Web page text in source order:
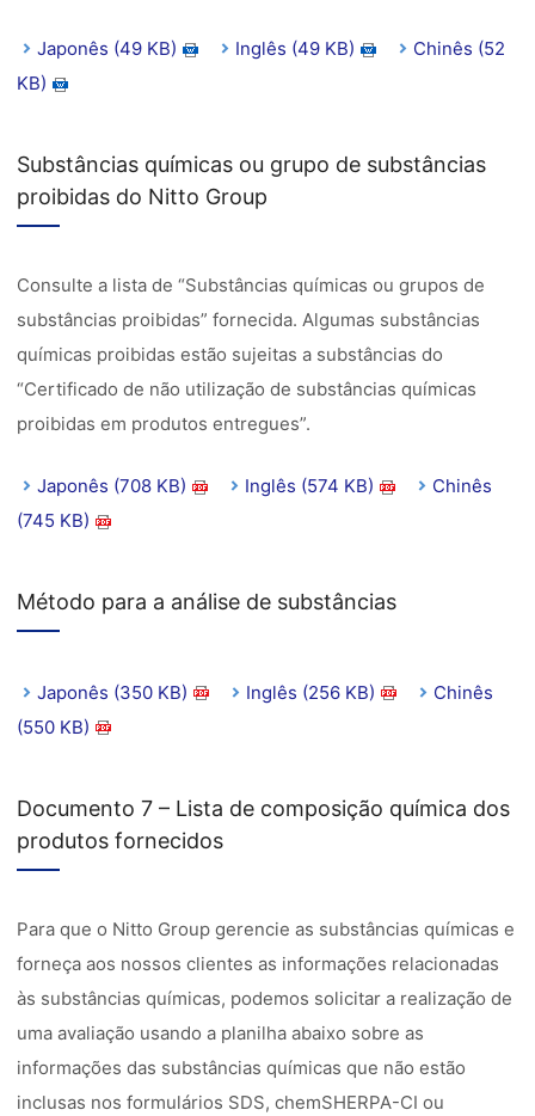
Japonês (49 KB) Inglês (49 KB)
Chinês (52
KB)
Substâncias químicas ou grupo de substâncias
proibidas do Nitto Group
Consulte a lista de “Substâncias químicas ou grupos de
substâncias proibidas” fornecida. Algumas substâncias
químicas proibidas estão sujeitas a substâncias do
“Certificado de não utilização de substâncias químicas
proibidas em produtos entregues”.
Japonês (708 KB) Inglês (574 KB)
Chinês
(745 KB)
Método para a análise de substâncias
Japonês (350 KB) Inglês (256 KB)
Chinês
(550 KB)
Documento 7 – Lista de composição química dos
produtos fornecidos
Para que o Nitto Group gerencie as substâncias químicas e
forneça aos nossos clientes as informações relacionadas
às substâncias químicas, podemos solicitar a realização de
uma avaliação usando a planilha abaixo sobre as
informações das substâncias químicas que não estão
inclusas nos formulários SDS, chemSHERPA-CI ou